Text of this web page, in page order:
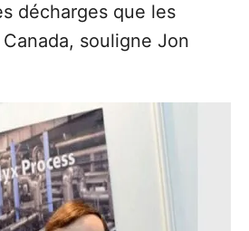
décharges que les
souligne Jon